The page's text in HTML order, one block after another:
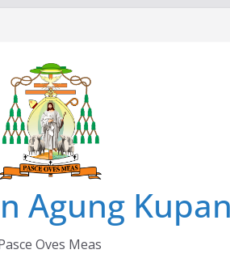
Agung
Oves Meas